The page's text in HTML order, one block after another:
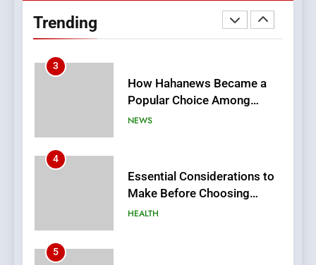
Trending
Readers to Explore
Meaningful Global News and
3
How Hahanews Became a
Popular Choice Among
Online News Readers
NEWS
4
Essential Considerations to
Make Before Choosing
MyoGlow
HEALTH
5